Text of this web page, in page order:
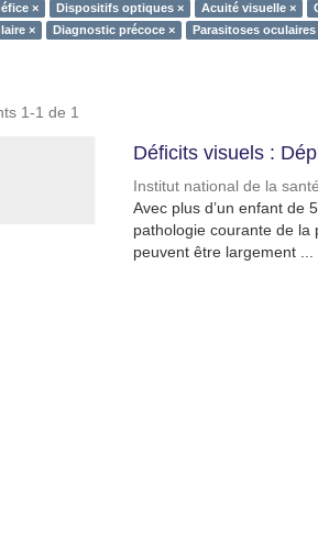
× Dispositifs optiques × Acuité visuelle ×
×
Diagnostic précoce × Parasitoses oculaires
1-1 de 1
Déficits visuels :
Institut national de la
Avec plus d’un enfant de
pathologie courante de la
peuvent être largement ...